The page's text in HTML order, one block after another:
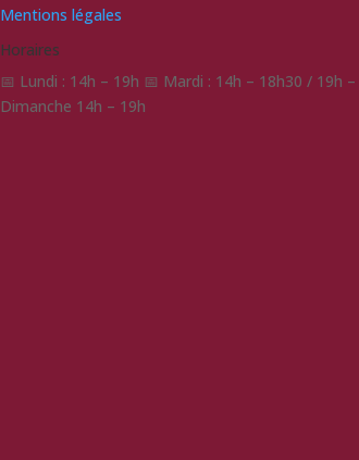
Mentions légales
Horaires
📅 Lundi : 14h – 19h 📅 Mardi : 14h – 18h30 / 19h
Dimanche 14h – 19h